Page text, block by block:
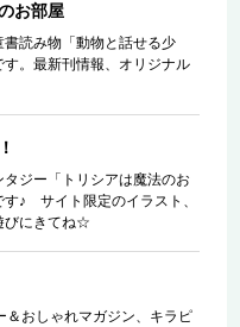
お部屋
読み物「動物と話せる少
。最新刊情報、オリジナル
ジー「トリシアは魔法のお
♪ サイト限定のイラスト、
びにきてね☆
＆おしゃれマガジン、キラピ